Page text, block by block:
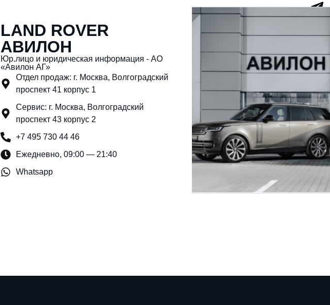
LAND ROVER
АВИЛОН
Юр.лицо и юридическая информация - АО
«Авилон АГ»
Отдел продаж: г. Москва, Волгоградский
проспект 41 корпус 1
Сервис: г. Москва, Волгоградский
проспект 43 корпус 2
+7 495 730 44 46
Ежедневно, 09:00 — 21:40
Whatsapp